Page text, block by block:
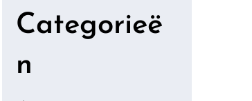
Categorieë
n